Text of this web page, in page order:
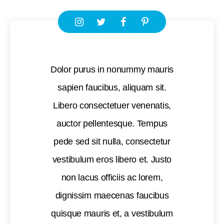
Dolor purus in nonummy mauris
sapien faucibus, aliquam sit.
Libero consectetuer venenatis,
auctor pellentesque. Tempus
pede sed sit nulla, consectetur
vestibulum eros libero et. Justo
non lacus officiis ac lorem,
dignissim maecenas faucibus
quisque mauris et, a vestibulum